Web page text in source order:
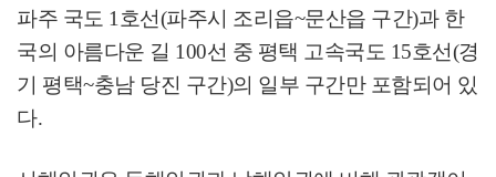
파주 국도 1호선(파주시 조리읍~문산읍 구간)과 한
국의 아름다운 길 100선 중 평택 고속국도 15호선(경
기 평택~충남 당진 구간)의 일부 구간만 포함되어 있
다.